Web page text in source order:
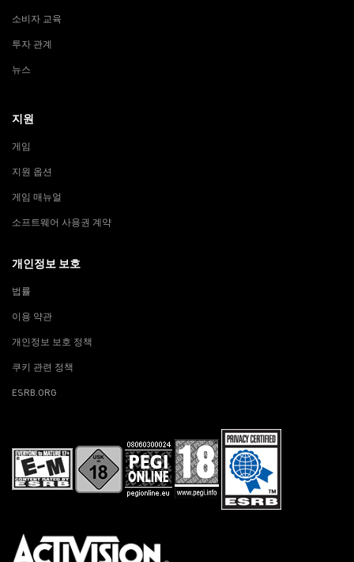
소비자 교육
투자 관계
뉴스
지원
게임
지원 옵션
게임 매뉴얼
소프트웨어 사용권 계약
개인정보 보호
법률
이용 약관
개인정보 보호 정책
쿠키 관련 정책
ESRB.ORG